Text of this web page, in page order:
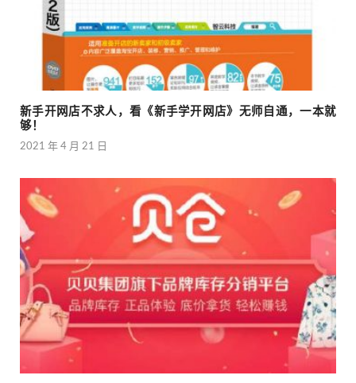
新手开网店不求人，看《新手学开网店》无师自通，一本就
够！
2021 年 4 月 21 日